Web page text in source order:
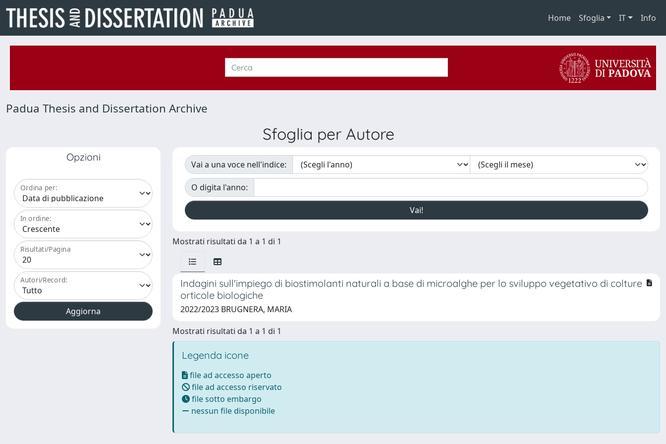
Home Sfoglia IT Info
Padua Thesis and Dissertation Archive
Sfoglia per Autore
Opzioni
Ordina per:
In ordine:
Risultati/Pagina
Autori/Record:
Vai a una voce nell'indice:
O digita l'anno:
Mostrati risultati da 1 a 1 di 1
Indagini sull'impiego di biostimolanti naturali a base di microalghe per lo sviluppo vegetativo di colture
orticole biologiche
2022/2023 BRUGNERA, MARIA
Mostrati risultati da 1 a 1 di 1
Legenda icone
file ad accesso aperto
file ad accesso riservato
file sotto embargo
nessun file disponibile